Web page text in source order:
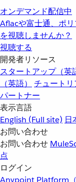
オンデマンド配信中
Aflacや富士通、ポ
を視聴しませんか？
視聴する
開発者リソース
スタートアップ（英
（英語）
チュートリ
パートナー
表示言語
English (Full site) 日
お問い合わせ
お問い合わせ
点
ログイン
Anypoint Platform（